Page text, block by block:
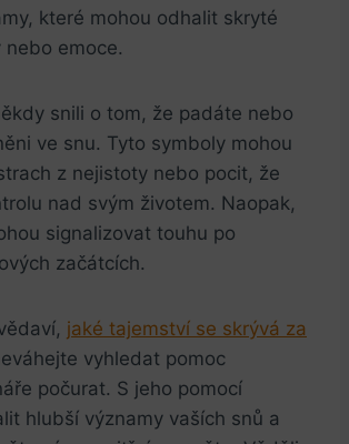
které mohou odhalit skryté
emoce.
snili o tom, že padáte nebo
ve snu. Tyto symboly mohou
z nejistoty nebo pocit, že
nad svým životem. Naopak,
signalizovat touhu po
začátcích.
jaké tajemství se skrývá za
vyhledat pomoc
počurat. S jeho pomocí
hlubší významy vaších snů a